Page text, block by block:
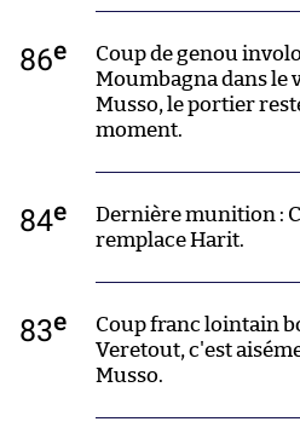
86e
Coup de genou
Moumbagna dans le
Musso, le portier
moment.
84e
Dernière munition :
remplace Harit.
83e
Coup franc lointain
Veretout, c'est
Musso.